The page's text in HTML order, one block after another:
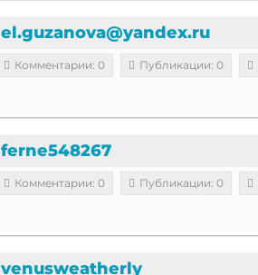
el.guzanova@yandex.ru
Комментарии: 0 Публикации: 0
ferne548267
Комментарии: 0 Публикации: 0
venusweatherly